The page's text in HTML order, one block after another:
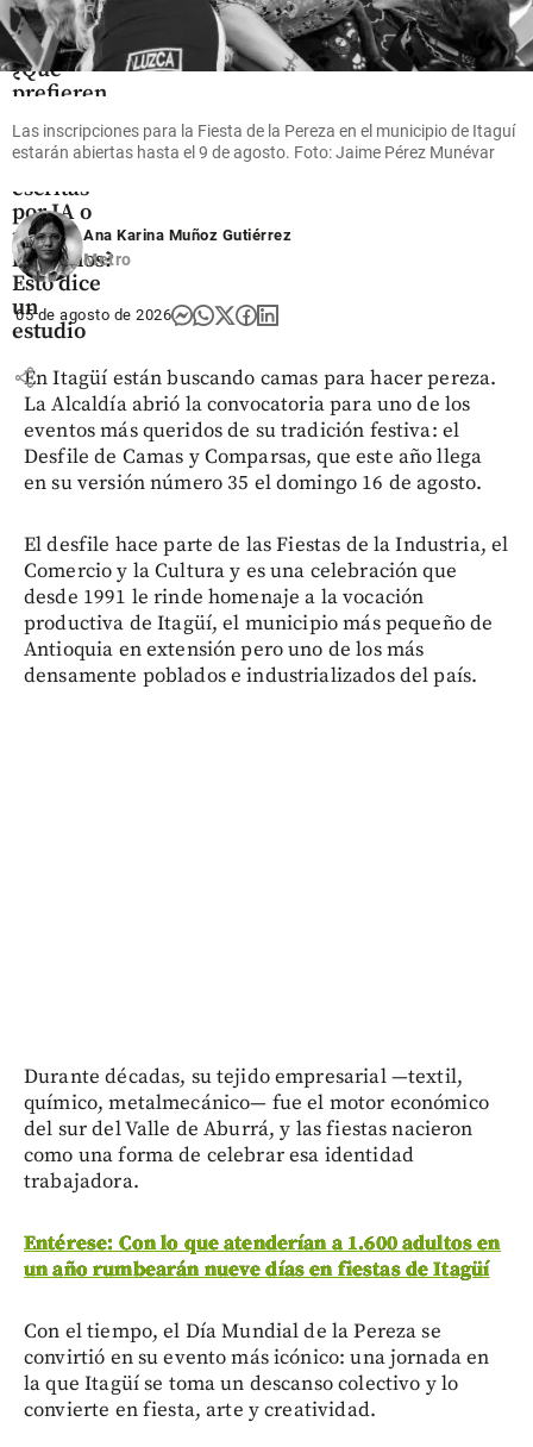
Tecnología
¿Qué
prefieren
lectores,
historias
escritas
por IA o
por
humanos?
Esto dice
un
estudio
share
Las inscripciones para la Fiesta de la Pereza en el municipio de Itaguí
estarán abiertas hasta el 9 de agosto. Foto: Jaime Pérez Munévar
Ana Karina Muñoz Gutiérrez
Metro
05 de agosto de 2026
En Itagüí están buscando camas para hacer pereza.
La Alcaldía abrió la convocatoria para uno de los
eventos más queridos de su tradición festiva: el
Desfile de Camas y Comparsas, que este año llega
en su versión número 35 el domingo 16 de agosto.
El desfile hace parte de las Fiestas de la Industria, el
Comercio y la Cultura y es una celebración que
desde 1991 le rinde homenaje a la vocación
productiva de Itagüí, el municipio más pequeño de
Antioquia en extensión pero uno de los más
densamente poblados e industrializados del país.
Durante décadas, su tejido empresarial —textil,
químico, metalmecánico— fue el motor económico
del sur del Valle de Aburrá, y las fiestas nacieron
como una forma de celebrar esa identidad
trabajadora.
Entérese: Con lo que atenderían a 1.600 adultos en
un año rumbearán nueve días en fiestas de Itagüí
Con el tiempo, el Día Mundial de la Pereza se
convirtió en su evento más icónico: una jornada en
la que Itagüí se toma un descanso colectivo y lo
convierte en fiesta, arte y creatividad.